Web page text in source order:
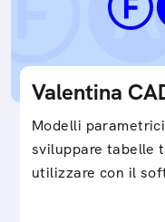
Valentina
Modelli
sviluppare tabelle
utilizzare con il